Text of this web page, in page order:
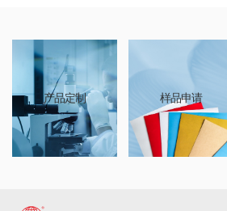
产品定制 样品申请